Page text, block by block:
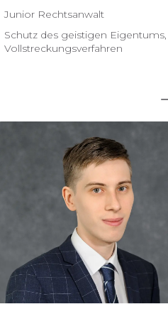
Junior Rechtsanwalt
Schutz des geistigen Eigentums,
Vollstreckungsverfahren